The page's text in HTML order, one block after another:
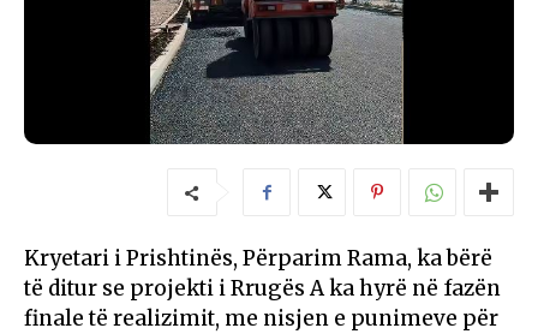
Kryetari i Prishtinës, Përparim Rama, ka bërë
të ditur se projekti i Rrugës A ka hyrë në fazën
finale të realizimit, me nisjen e punimeve për